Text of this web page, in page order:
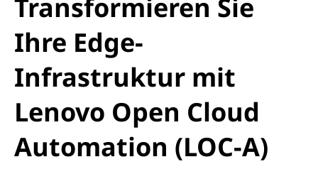
Transformieren Sie
Ihre Edge-
Infrastruktur mit
Lenovo Open Cloud
Automation (LOC-A)